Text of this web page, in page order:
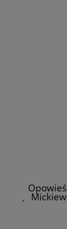
Świtezią :